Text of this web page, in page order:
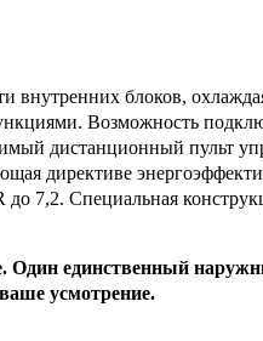
внутренних блоков,
Возможность
дистанционный пульт
директиве
до 7,2. Специальная
Один единственный
усмотрение.